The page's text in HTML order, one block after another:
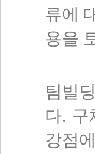
류에
용을
팀빌
다. 구
강점